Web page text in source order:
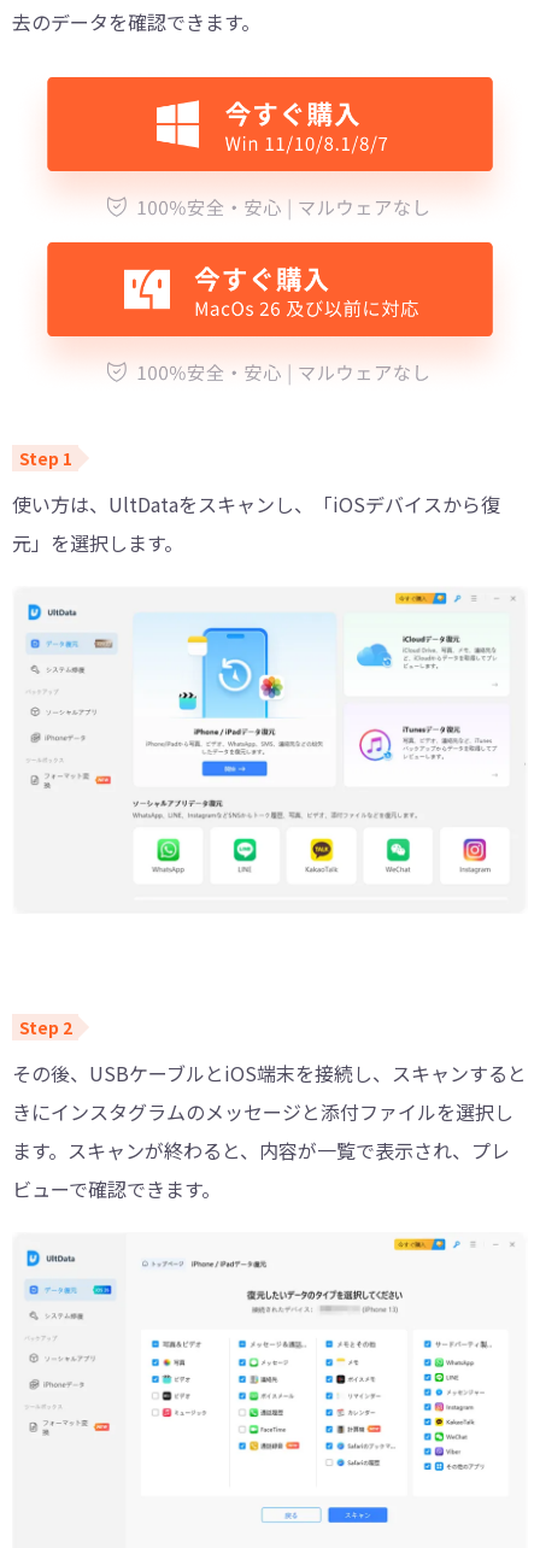
去のデータを確認できます。
使い方は、UltDataをスキャンし、「iOSデバイスから復
元」を選択します。
その後、USBケーブルとiOS端末を接続し、スキャンすると
きにインスタグラムのメッセージと添付ファイルを選択し
ます。スキャンが終わると、内容が一覧で表示され、プレ
ビューで確認できます。